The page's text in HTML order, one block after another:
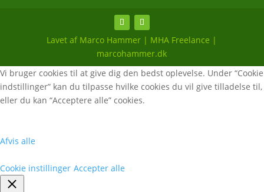
Lavet af Marco Hammer | MHA Freelance |
marcohammer.dk
Vi bruger cookies til at give dig den bedst oplevelse. Under “Cookie
indstillinger” kan du tilpasse hvilke cookies du vil give tilladelse til,
eller du kan “Acceptere alle” cookies.
Afvis alle
Cookie instillinger Accepter alle